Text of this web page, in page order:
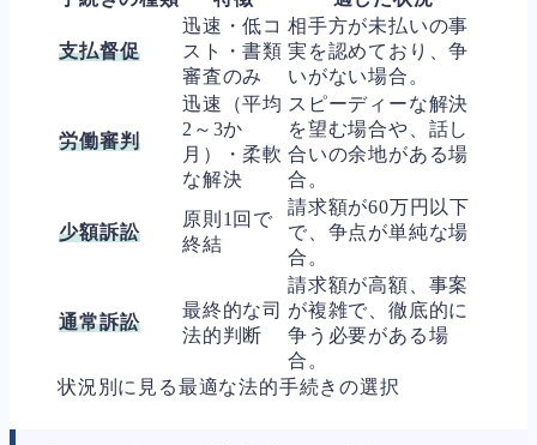
支払督促
迅速・低コ
スト・書類
審査のみ
相手方が未払いの事
実を認めており、争
いがない場合。
労働審判
迅速（平均
2～3か
月）・柔軟
な解決
スピーディーな解決
を望む場合や、話し
合いの余地がある場
合。
少額訴訟
原則1回で
終結
請求額が60万円以下
で、争点が単純な場
合。
通常訴訟
最終的な司
法的判断
請求額が高額、事案
が複雑で、徹底的に
争う必要がある場
合。
状況別に見る最適な法的手続きの選択